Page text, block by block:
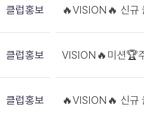
클럽홍보 🔥VISION🔥 신규
클럽홍보 VISION🔥미션🏆
클럽홍보 🔥VISION🔥 신규